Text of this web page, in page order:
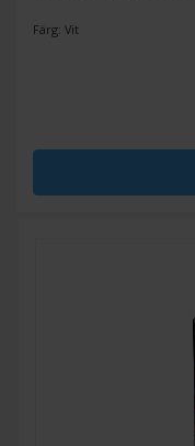
Färg: Vit